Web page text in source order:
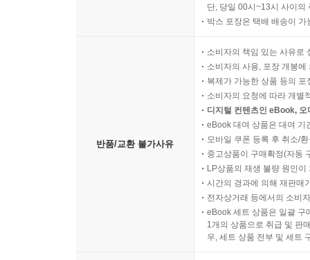
단, 당일 00시~13시 사이의
박스 포장은 택배 배송이
반품/교환 불가사유
소비자의 책임 있는 사유로
소비자의 사용, 포장 개봉
복제가 가능한 상품 등의
소비자의 요청에 따라 개별
디지털 컨텐츠인 eBook,
eBook 대여 상품은 대여 기
모바일 쿠폰 등록 후 취소/
중고상품이 구매확정(자동
LP상품의 재생 불량 원인
시간의 경과에 의해 재판매
전자상거래 등에서의 소비
eBook 세트 상품은 일괄 구
1개의 상품으로 취급 및 판
우, 세트 상품 전부 및 세트